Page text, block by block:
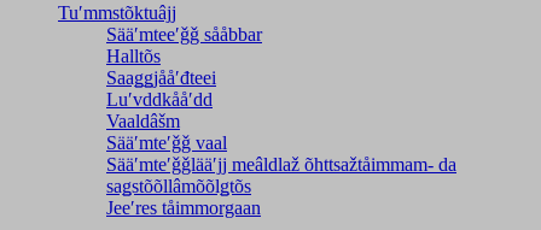
Tuʹmmstõktuâjj
Sääʹmteeʹǧǧ sååbbar
Halltõs
Saaǥǥjååʹđteei
Luʹvddkååʹdd
Vaaldâšm
Sääʹmteʹǧǧ vaal
Sääʹmteʹǧǧlääʹjj meâldlaž õhttsažtåimmam- da
saǥstõõllâmõõlǥtõs
Jeeʹres tåimmorgaan